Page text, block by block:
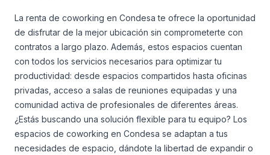
La renta de coworking en Condesa te ofrece la oportunidad
de disfrutar de la mejor ubicación sin comprometerte con
contratos a largo plazo. Además, estos espacios cuentan
con todos los servicios necesarios para optimizar tu
productividad: desde espacios compartidos hasta oficinas
privadas, acceso a salas de reuniones equipadas y una
comunidad activa de profesionales de diferentes áreas.
¿Estás buscando una solución flexible para tu equipo? Los
espacios de coworking en Condesa se adaptan a tus
necesidades de espacio, dándote la libertad de expandir o